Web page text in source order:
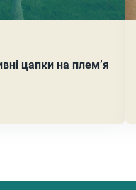
цапки на плем’я